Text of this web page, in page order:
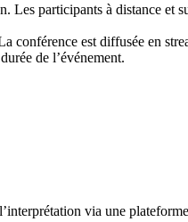
Les participants à distance et
conférence est diffusée en
de l’événement.
via une